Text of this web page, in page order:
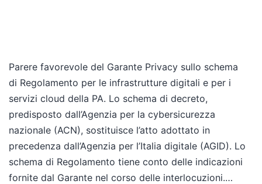
Parere favorevole del Garante Privacy sullo schema
di Regolamento per le infrastrutture digitali e per i
servizi cloud della PA. Lo schema di decreto,
predisposto dall’Agenzia per la cybersicurezza
nazionale (ACN), sostituisce l’atto adottato in
precedenza dall’Agenzia per l’Italia digitale (AGID). Lo
schema di Regolamento tiene conto delle indicazioni
fornite dal Garante nel corso delle interlocuzioni.…